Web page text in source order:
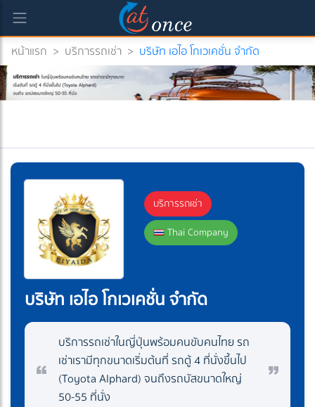
หน้าแรก > บริการรถเช่า > บริษัท เอไอ โกเวเคชั่น จำกัด
บริการรถเช่า
Thai Company
บริษัท เอไอ โกเวเคชั่น จำกัด
บริการรถเช่าในญี่ปุ่นพร้อมคนขับคนไทย รถ
เช่าเรามีทุกขนาดเริ่มต้นที่ รถตู้ 4 ที่นั่งขึ้นไป
(Toyota Alphard) จนถึงรถบัสขนาดใหญ่
50-55 ที่นั่ง